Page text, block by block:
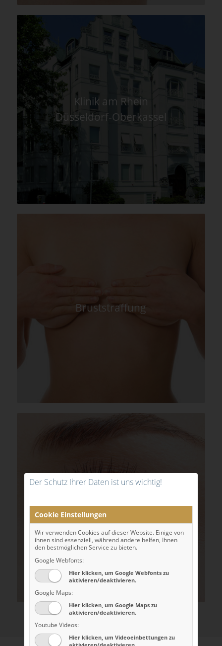
Der Schutz Ihrer Daten ist uns wichtig!
Cookie Einstellungen
Wir verwenden Cookies auf dieser Website. Einige von
ihnen sind essenziell, während andere helfen, Ihnen
den bestmöglichen Service zu bieten.
Google Webfonts:
Hier klicken, um Google Webfonts zu
aktivieren/deaktivieren.
Google Maps:
Hier klicken, um Google Maps zu
aktivieren/deaktivieren.
Youtube Videos:
Hier klicken, um Videoeinbettungen zu
Klinik am Rhein
Düsseldorf-Oberkassel
Bruststraffung
Oberlidstraffung